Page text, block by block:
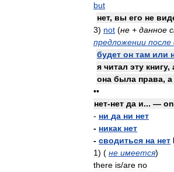
but
нет, вы его не
3) not (не + данное
предложении после
будет он там или
я читал эту книгу,
она была права, а
••
нет-нет да и... —
- ни да ни нет
- никак нет
- сводиться на нет
1) ( не имеется)
there is/are no